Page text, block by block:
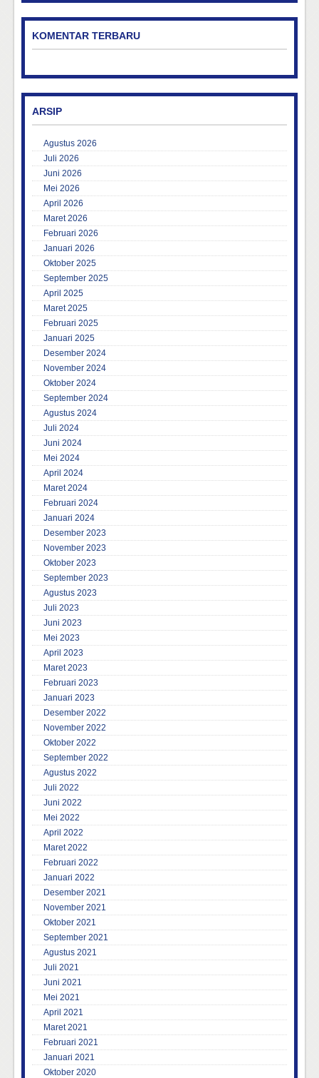
KOMENTAR TERBARU
ARSIP
Agustus 2026
Juli 2026
Juni 2026
Mei 2026
April 2026
Maret 2026
Februari 2026
Januari 2026
Oktober 2025
September 2025
April 2025
Maret 2025
Februari 2025
Januari 2025
Desember 2024
November 2024
Oktober 2024
September 2024
Agustus 2024
Juli 2024
Juni 2024
Mei 2024
April 2024
Maret 2024
Februari 2024
Januari 2024
Desember 2023
November 2023
Oktober 2023
September 2023
Agustus 2023
Juli 2023
Juni 2023
Mei 2023
April 2023
Maret 2023
Februari 2023
Januari 2023
Desember 2022
November 2022
Oktober 2022
September 2022
Agustus 2022
Juli 2022
Juni 2022
Mei 2022
April 2022
Maret 2022
Februari 2022
Januari 2022
Desember 2021
November 2021
Oktober 2021
September 2021
Agustus 2021
Juli 2021
Juni 2021
Mei 2021
April 2021
Maret 2021
Februari 2021
Januari 2021
Oktober 2020